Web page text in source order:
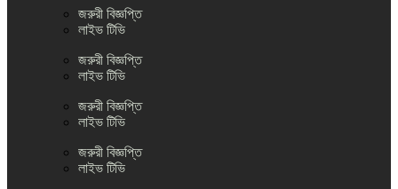
জরুরী বিজ্ঞপ্তি
লাইভ টিভি
জরুরী বিজ্ঞপ্তি
লাইভ টিভি
জরুরী বিজ্ঞপ্তি
লাইভ টিভি
জরুরী বিজ্ঞপ্তি
লাইভ টিভি